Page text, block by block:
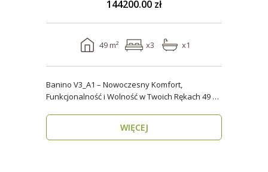
144200.00 zł
49 m² x3 x1
Banino V3_A1 – Nowoczesny Komfort,
Funkcjonalność i Wolność w Twoich Rękach 49 m²
WIĘCEJ